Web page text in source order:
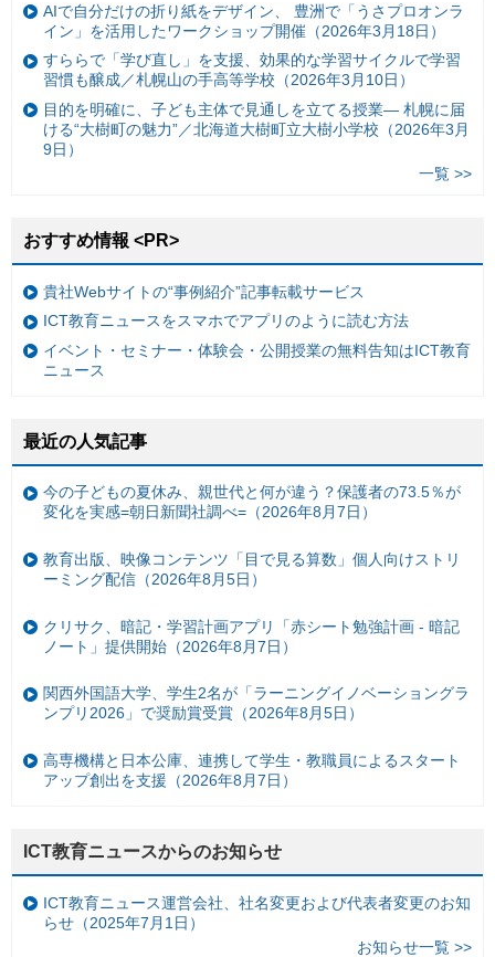
AIで自分だけの折り紙をデザイン、 豊洲で「うさプロオンラ
イン」を活用したワークショップ開催（2026年3月18日）
すららで「学び直し」を支援、効果的な学習サイクルで学習
習慣も醸成／札幌山の手高等学校（2026年3月10日）
目的を明確に、子ども主体で見通しを立てる授業— 札幌に届
ける“大樹町の魅力”／北海道大樹町立大樹小学校（2026年3月
9日）
一覧 >>
おすすめ情報 <PR>
貴社Webサイトの“事例紹介”記事転載サービス
ICT教育ニュースをスマホでアプリのように読む方法
イベント・セミナー・体験会・公開授業の無料告知はICT教育
ニュース
最近の人気記事
今の子どもの夏休み、親世代と何が違う？保護者の73.5％が
変化を実感=朝日新聞社調べ=（2026年8月7日）
教育出版、映像コンテンツ「目で見る算数」個人向けストリ
ーミング配信（2026年8月5日）
クリサク、暗記・学習計画アプリ「赤シート勉強計画 - 暗記
ノート」提供開始（2026年8月7日）
関西外国語大学、学生2名が「ラーニングイノベーショングラ
ンプリ2026」で奨励賞受賞（2026年8月5日）
高専機構と日本公庫、連携して学生・教職員によるスタート
アップ創出を支援（2026年8月7日）
ICT教育ニュースからのお知らせ
ICT教育ニュース運営会社、社名変更および代表者変更のお知
らせ（2025年7月1日）
お知らせ一覧 >>